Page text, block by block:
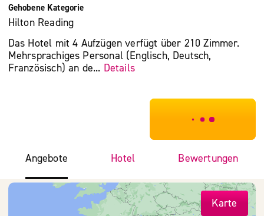
Gehobene Kategorie
Hilton Reading
Das Hotel mit 4 Aufzügen verfügt über 210 Zimmer.
Mehrsprachiges Personal (Englisch, Deutsch,
Französisch) an de... Details
***************
Angebote Hotel Bewertungen
Karte